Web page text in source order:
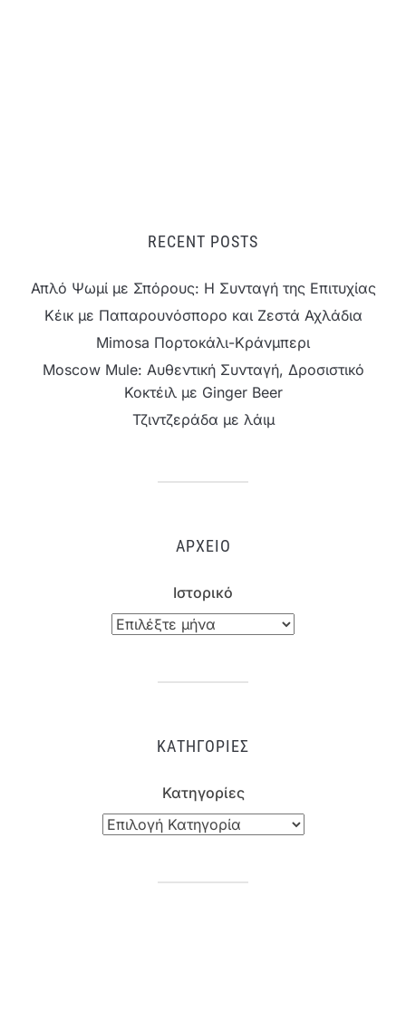
RECENT POSTS
Απλό Ψωμί με Σπόρους: Η Συνταγή της Επιτυχίας
Κέικ με Παπαρουνόσπορο και Ζεστά Αχλάδια
Mimosa Πορτοκάλι-Κράνμπερι
Moscow Mule: Αυθεντική Συνταγή, Δροσιστικό
Κοκτέιλ με Ginger Beer
Τζιντζεράδα με λάιμ
ΑΡΧΕΊΟ
Ιστορικό
ΚΑΤΗΓΟΡΊΕΣ
Κατηγορίες